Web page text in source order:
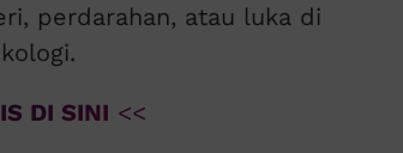
perdarahan, atau luka di
DI SINI <<